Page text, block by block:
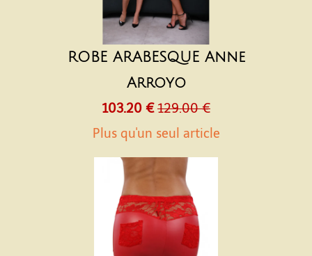
ROBE ARABESQUE Anne
Arroyo
103.20 € 129.00 €
Plus qu'un seul article